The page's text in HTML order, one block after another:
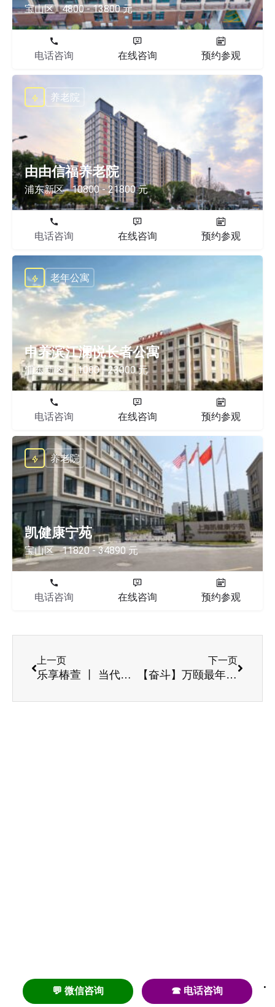
宝山区 4800 - 13800 元
电话咨询 在线咨询 预约参观
由由信福养老院
浦东新区 10800 - 21800 元
养老院
电话咨询 在线咨询 预约参观
申养滨江澜悦长者公寓
浦东新区 11000 - 23000 元
老年公寓
电话咨询 在线咨询 预约参观
凯健康宁苑
宝山区 11820 - 34890 元
养老院
电话咨询 在线咨询 预约参观
上一页
乐享椿萱 丨 当代长辈国民级挚爱！90岁粉丝在此
下一页
【奋斗】万颐最年轻靓丽的风景线！
💬 微信咨询 ☎ 电话咨询